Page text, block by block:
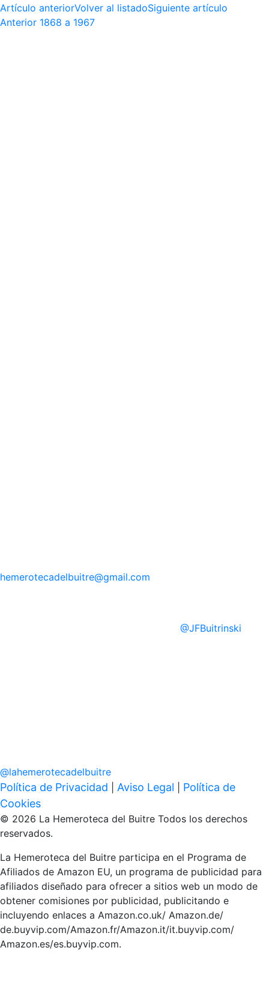
Artículo anteriorVolver al listadoSiguiente artículo
Anterior 1868 a 1967
hemerotecadelbuitre@gmail.com
@JFBuitrinski
@lahemerotecadelbuitre
Política de Privacidad Aviso Legal
Política de
Cookies
© 2026 La Hemeroteca del Buitre Todos los derechos
reservados.
La Hemeroteca del Buitre participa en el Programa de
Afiliados de Amazon EU, un programa de publicidad para
afiliados diseñado para ofrecer a sitios web un modo de
obtener comisiones por publicidad, publicitando e
incluyendo enlaces a Amazon.co.uk/ Amazon.de/
de.buyvip.com/Amazon.fr/Amazon.it/it.buyvip.com/
Amazon.es/es.buyvip.com.